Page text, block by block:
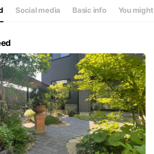
第２・４土曜日、お盆、年末年始
Social media Basic info You